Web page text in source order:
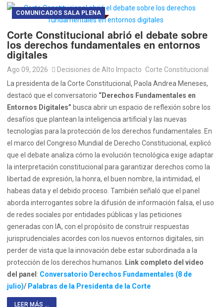
COMUNICADOS SALA PLENA
Corte Constitucional abrió el debate sobre
los derechos fundamentales en entornos
digitales
Ago 09, 2026 Decisiones de Alto Impacto Corte Constitucional
La presidenta de la Corte Constitucional, Paola Andrea Meneses,
destacó que el conversatorio “Derechos Fundamentales en
Entornos Digitales” busca abrir un espacio de reflexión sobre los
desafíos que plantean la inteligencia artificial y las nuevas
tecnologías para la protección de los derechos fundamentales. En
el marco del Congreso Mundial de Derecho Constitucional, explicó
que el debate analiza cómo la evolución tecnológica exige adaptar
la interpretación constitucional para garantizar derechos como la
libertad de expresión, la honra, el buen nombre, la intimidad, el
habeas data y el debido proceso. También señaló que el panel
aborda interrogantes sobre la difusión de información falsa, el uso
de redes sociales por entidades públicas y las peticiones
generadas con IA, con el propósito de construir respuestas
jurisprudenciales acordes con los nuevos entornos digitales, sin
perder de vista que la innovación debe estar subordinada a la
protección de los derechos humanos.
Link completo del video
del panel : Conversatorio Derechos Fundamentales (8 de
julio)/ Palabras de la Presidenta de la Corte
LEER MÁS ...